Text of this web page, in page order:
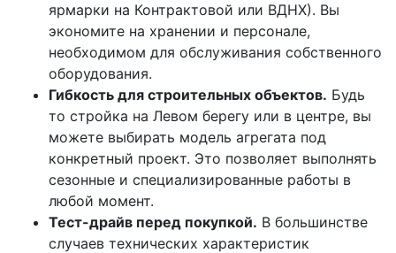
ярмарки на Контрактовой или ВДНХ). Вы
экономите на хранении и персонале,
необходимом для обслуживания собственного
оборудования.
Гибкость для строительных объектов. Будь
то стройка на Левом берегу или в центре, вы
можете выбирать модель агрегата под
конкретный проект. Это позволяет выполнять
сезонные и специализированные работы в
любой момент.
Тест-драйв перед покупкой. В большинстве
случаев технических характеристик